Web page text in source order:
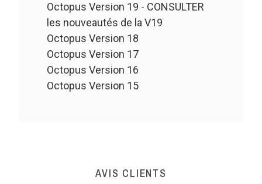
Octopus Version 19 - CONSULTER
les nouveautés de la V19
Octopus Version 18
Octopus Version 17
Octopus Version 16
Octopus Version 15
AVIS CLIENTS